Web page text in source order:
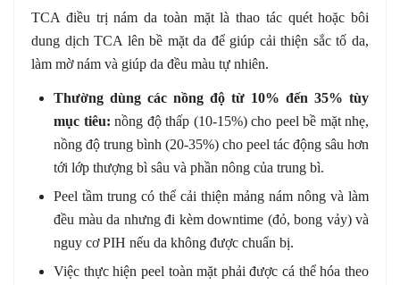
TCA điều trị nám da toàn mặt là thao tác quét hoặc bôi
dung dịch TCA lên bề mặt da để giúp cải thiện sắc tố da,
làm mờ nám và giúp da đều màu tự nhiên.
Thường dùng các nồng độ từ 10% đến 35% tùy
mục tiêu: nồng độ thấp (10-15%) cho peel bề mặt nhẹ,
nồng độ trung bình (20-35%) cho peel tác động sâu hơn
tới lớp thượng bì sâu và phần nông của trung bì.
Peel tầm trung có thể cải thiện mảng nám nông và làm
đều màu da nhưng đi kèm downtime (đỏ, bong vảy) và
nguy cơ PIH nếu da không được chuẩn bị.
Việc thực hiện peel toàn mặt phải được cá thể hóa theo